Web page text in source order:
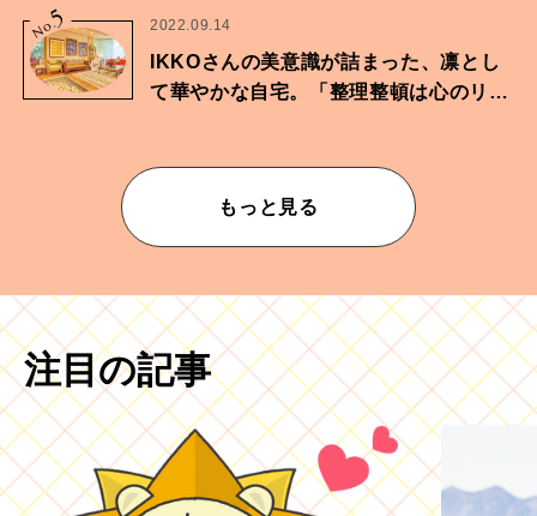
No.
5 2022.09.14
IKKOさんの美意識が詰まった、凛とし
て華やかな自宅。「整理整頓は心のリズ
もっと見る
注目の記事